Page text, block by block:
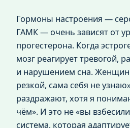
Гормоны настроения —
ГАМК — очень зависят от
прогестерона. Когда
мозг реагирует тревогой,
и нарушением сна.
резкой, сама себя не
раздражают, хотя я
чём». И это не «вы
система, которая